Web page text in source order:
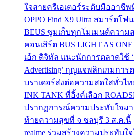
ใจสายครีเอเตอร์ระดับมืออาชี
OPPO Find X9 Ultra สมาร์ตโ
BEUS ซูมเก็บทุกโมเมนต์ควา
คอนเสิร์ต BUS LIGHT AS ONE
เอ้ก ดิจิทัล แนะนักการตลาดใช้
Advertising’ กุญแจพลิกเกมการ
บราเดอร์ส่งต่อความสดใสทั่วไท
INK TANK ที่อิ้งค์เลือก
ปรากฏการณ์ความประทับใจมา
ท้ายความสุขที่ จ ชลบุรี 3 ส.ค.นี้
realme ร่วมสร้างความประทับใ